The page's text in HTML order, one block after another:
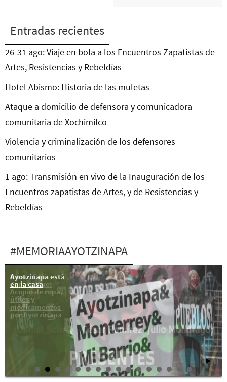
Entradas recientes
26-31 ago: Viaje en bola a los Encuentros Zapatistas de
Artes, Resistencias y Rebeldías
Hotel Abismo: Historia de las muletas
Ataque a domicilio de defensora y comunicadora
comunitaria de Xochimilco
Violencia y criminalización de los defensores
comunitarios
1 ago: Transmisión en vivo de la Inauguración de los
Encuentros zapatistas de Artes, y de Resistencias y
Rebeldías
#MEMORIAAYOTZINAPA
Ayotzinapa está
en la casa
4 mar, Café
Zapata Vive:
Acopio de ropa,
útiles y
medicamentos
por Ayotzinapa